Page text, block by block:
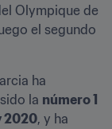
Olympique de
el segundo
ha
la número 1
2020, y ha